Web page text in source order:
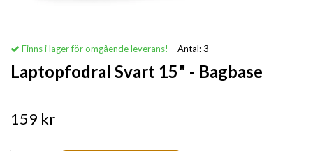
Finns i lager för omgående leverans! Antal:3
Laptopfodral Svart 15" - Bagbase
159 kr